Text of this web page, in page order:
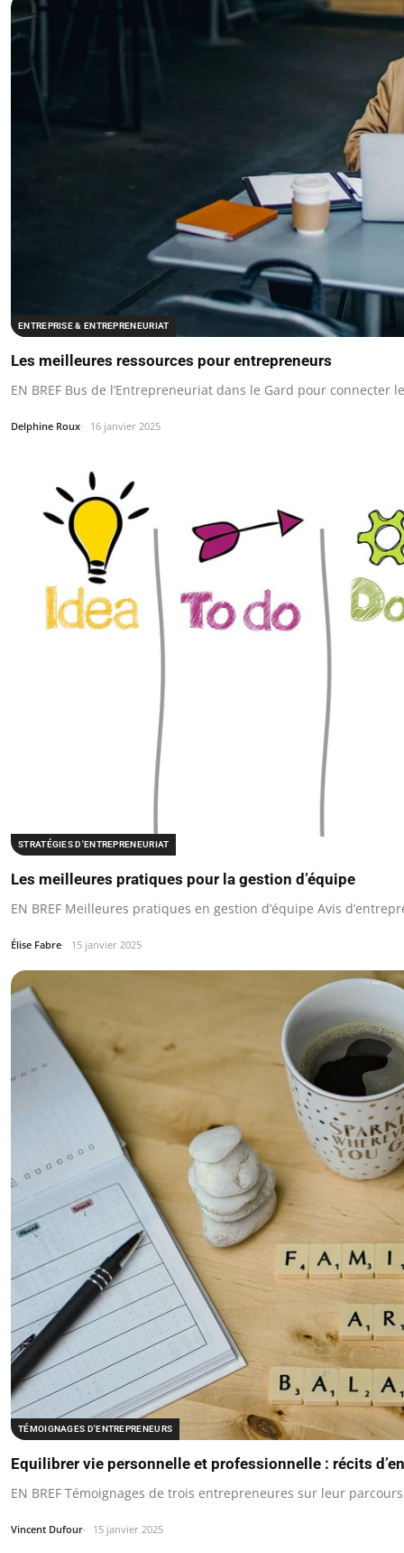
ENTREPRISE & ENTREPRENEURIAT
Les meilleures ressources pour entrepreneurs
EN BREF Bus de l’Entrepreneuriat dans le Gard pour connecter
Delphine Roux 16 janvier 2025
STRATÉGIES D'ENTREPRENEURIAT
Les meilleures pratiques pour la gestion d’équipe
EN BREF Meilleures pratiques en gestion d’équipe Avis
Élise Fabre 15 janvier 2025
TÉMOIGNAGES D'ENTREPRENEURS
Equilibrer vie personnelle et professionnelle : récits
EN BREF Témoignages de trois entrepreneures sur leur
Vincent Dufour 15 janvier 2025